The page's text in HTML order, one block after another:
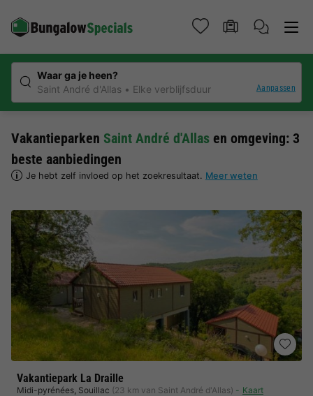
Waar ga je heen?
Saint André d'Allas
Elke verblijfsduur Aanpassen
Vakantieparken Saint André d'Allas en omgeving: 3
beste aanbiedingen
Je hebt zelf invloed op het zoekresultaat. Meer weten
Vakantiepark La Draille
Midi-pyrénées, Souillac (23 km van Saint André d'Allas) Kaart